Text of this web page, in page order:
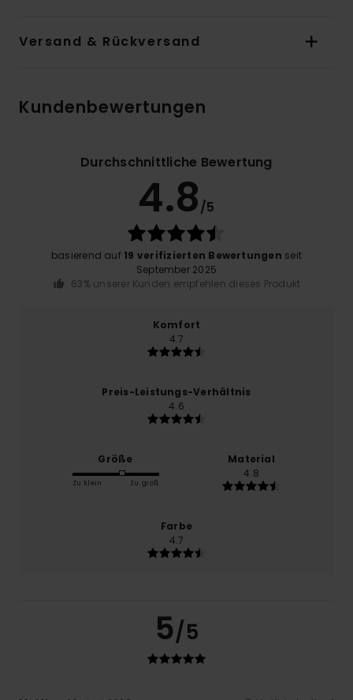
Versand & Rückversand
Kundenbewertungen
Durchschnittliche Bewertung
4.8/5
basierend auf 19 verifizierten Bewertungen seit
September 2025
63% unserer Kunden empfehlen dieses Produkt
Komfort
4.7
Preis-Leistungs-Verhältnis
4.6
Größe
Zu klein Zu groß
Material
4.8
Farbe
4.7
5/5